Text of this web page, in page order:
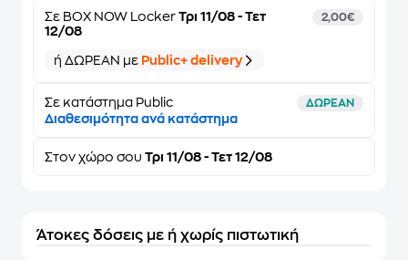
Σε BOX NOW Locker Τρι 11/08 - Τετ
12/08
2,00€
ή ΔΩΡΕΑΝ με Public+ delivery
Σε κατάστημα Public ΔΩΡΕΑΝ
Διαθεσιμότητα ανά κατάστημα
Στον χώρο σου Τρι 11/08 - Τετ 12/08
Άτοκες δόσεις με ή χωρίς πιστωτική